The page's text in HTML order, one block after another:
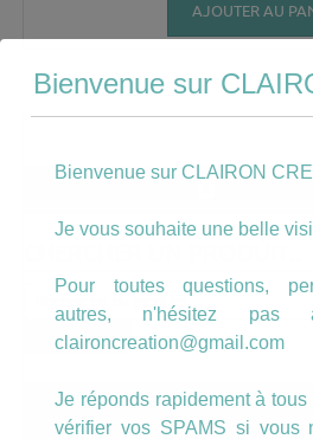
AJOUTER AU
Recherche
pour :
Recherche
A LÀ UNE
Bienvenue sur
Bienvenue sur CLAIRON
Je vous souhaite une belle
Pour toutes questions,
autres, n'hésitez pas
claironcreation@gmail.com
Je réponds rapidement à
vérifier vos SPAMS si vous